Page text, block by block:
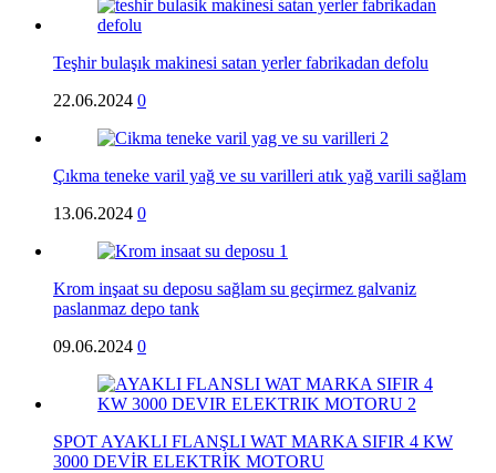
Teşhir bulaşık makinesi satan yerler fabrikadan defolu
22.06.2024 0
Çıkma teneke varil yağ ve su varilleri atık yağ varili sağlam
13.06.2024 0
Krom inşaat su deposu sağlam su geçirmez galvaniz
paslanmaz depo tank
09.06.2024 0
SPOT AYAKLI FLANŞLI WAT MARKA SIFIR 4 KW
3000 DEVİR ELEKTRİK MOTORU